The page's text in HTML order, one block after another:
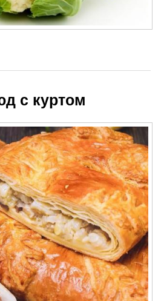
с куртом